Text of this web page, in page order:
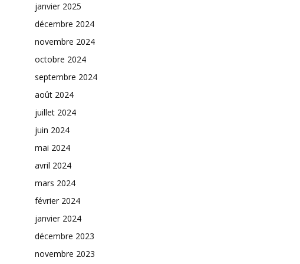
janvier 2025
décembre 2024
novembre 2024
octobre 2024
septembre 2024
août 2024
juillet 2024
juin 2024
mai 2024
avril 2024
mars 2024
février 2024
janvier 2024
décembre 2023
novembre 2023